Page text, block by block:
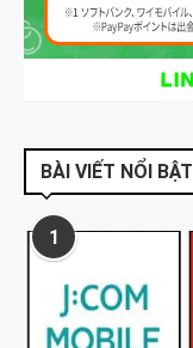
BÀI VIẾT NỔI BẬT
1